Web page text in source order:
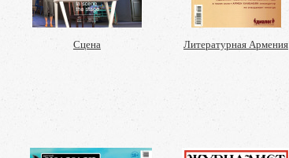
Сцена Литературная Армения